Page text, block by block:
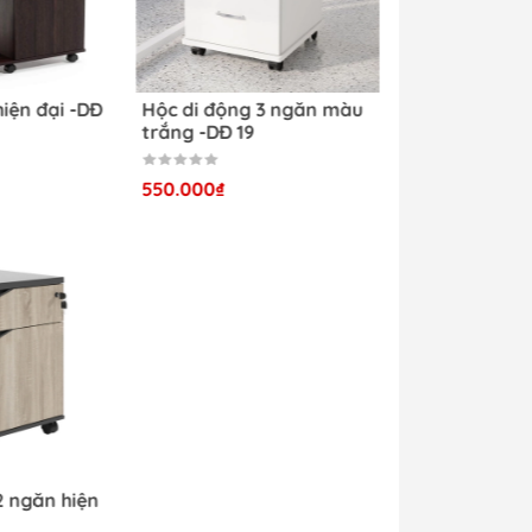
đại -DĐ
Hộc di động 3 ngăn màu
trắng -DĐ 19
550.000₫
ngăn hiện